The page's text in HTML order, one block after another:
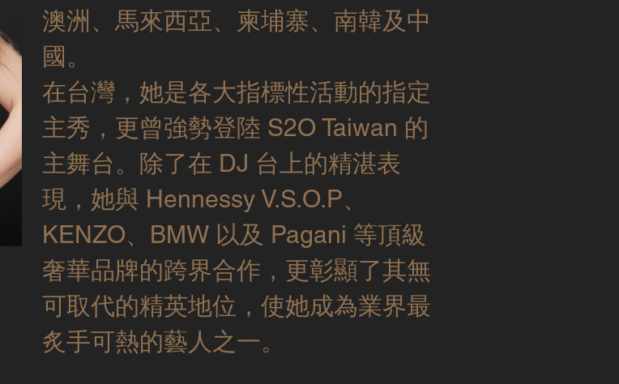
澳洲、馬來西亞、柬埔寨、南韓及中
國。
在台灣，她是各大指標性活動的指定
主秀，更曾強勢登陸 S2O Taiwan 的
主舞台。除了在 DJ 台上的精湛表
現，她與 Hennessy V.S.O.P、
KENZO、BMW 以及 Pagani 等頂級
奢華品牌的跨界合作，更彰顯了其無
可取代的精英地位，使她成為業界最
炙手可熱的藝人之一。